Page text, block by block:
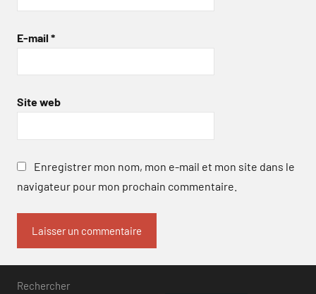
E-mail *
Site web
Enregistrer mon nom, mon e-mail et mon site dans le
navigateur pour mon prochain commentaire.
Rechercher